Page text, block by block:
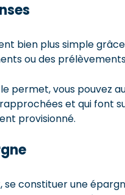
bien plus simple
ou des
permet, vous pouvez
et qui font
provisionné.
se constituer une